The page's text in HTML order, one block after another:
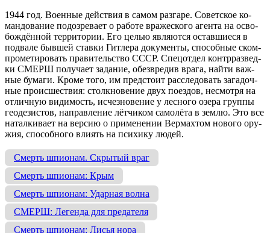
1944 год. Во­ен­ные дей­ст­вия в са­мом раз­га­ре. Со­вет­ское ко­
ман­до­ва­ние по­доз­ре­ва­ет о ра­бо­те вра­же­ско­го аген­та на ос­во­
бо­ж­дён­ной тер­ри­то­рии. Его це­лью яв­ля­ют­ся ос­тав­шие­ся в
под­ва­ле быв­шей став­ки Гит­ле­ра до­ку­мен­ты, спо­соб­ные ском­
про­ме­ти­ро­вать пра­ви­тель­ст­во СССР. Спец­от­дел контр­раз­вед­
ки СМЕРШ по­лу­ча­ет за­да­ние, обез­вре­див вра­га, най­ти важ­
ные бу­ма­ги. Кро­ме то­го, им пред­сто­ит рас­сле­до­вать за­га­доч­
ные про­ис­ше­ст­вия: столк­но­ве­ние двух по­ез­дов, не­смот­ря на
от­лич­ную ви­ди­мость, ис­чез­но­ве­ние у лес­но­го озе­ра груп­пы
гео­де­зи­стов, на­прав­ле­ние лёт­чи­ком са­мо­лё­та в зем­лю. Это все
на­тал­ки­ва­ет на вер­сию о при­ме­не­нии Вер­мах­том но­во­го ору­
жия, спо­соб­но­го вли­ять на пси­хи­ку лю­дей.
Смерть шпионам. Скрытый враг
Смерть шпионам: Крым
Смерть шпионам: Ударная волна
СМЕРШ: Легенда для предателя
Смерть шпионам: Лисья нора